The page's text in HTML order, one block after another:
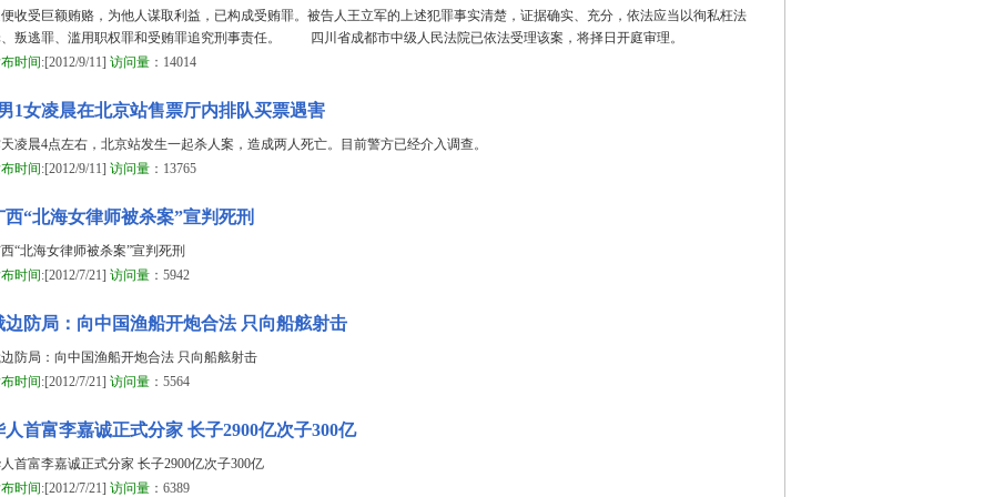
收受巨额贿赂，为他人谋取利益，已构成受贿罪。被告人王立军的上述犯罪事实清楚，证据确实、充分，依法应当以徇私枉法
叛逃罪、滥用职权罪和受贿罪追究刑事责任。 四川省成都市中级人民法院已依法受理该案，将择日开庭审理。
时间:[2012/9/11] 访问量 ：14014
1女凌晨在北京站售票厅内排队买票遇害
凌晨4点左右，北京站发生一起杀人案，造成两人死亡。目前警方已经介入调查。
时间:[2012/9/11] 访问量 ：13765
西“北海女律师被杀案”宣判死刑
“北海女律师被杀案”宣判死刑
时间:[2012/7/21] 访问量 ：5942
边防局：向中国渔船开炮合法 只向船舷射击
防局：向中国渔船开炮合法 只向船舷射击
时间:[2012/7/21] 访问量 ：5564
人首富李嘉诚正式分家 长子2900亿次子300亿
首富李嘉诚正式分家 长子2900亿次子300亿
时间:[2012/7/21] 访问量 ：6389